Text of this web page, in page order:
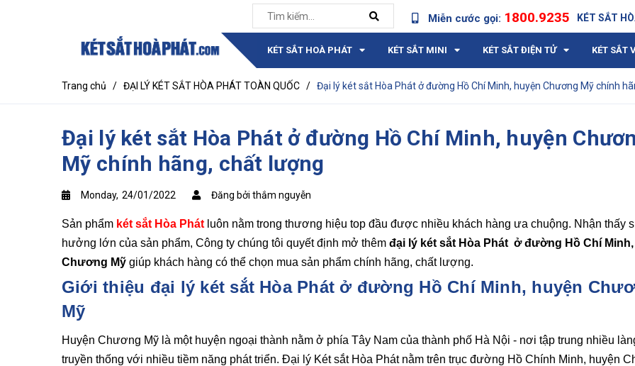
Miễn cước gọi: 1800.9235 KÉT SẮT
KÉT SẮT HOÀ PHÁT KÉT SẮT MINI KÉT SẮT ĐIỆN TỬ KÉT SẮT
Trang chủ / ĐẠI LÝ KÉT SẮT HÒA PHÁT TOÀN QUỐC / Đại lý két sắt Hòa Phát ở đường Hồ Chí Minh, huyện Chương Mỹ chính
Đại lý két sắt Hòa Phát ở đường Hồ Chí Minh, huyện
Mỹ chính hãng, chất lượng
Monday, 24/01/2022 Đăng bởi thắm nguyễn
Sản phẩm két sắt Hòa Phát luôn nằm trong thương hiệu top đầu được nhiều khách hàng ưa chuộng. Nhận thấy
hưởng lớn của sản phẩm, Công ty chúng tôi quyết định mở thêm đại lý két sắt Hòa Phát ởđường Hồ Chí
Chương Mỹ giúp khách hàng có thể chọn mua sản phẩm chính hãng, chất lượng.
Giới thiệu đại lý két sắt Hòa Phát ở đường Hồ Chí Minh, huyện
Mỹ
Huyện Chương Mỹ là một huyện ngoại thành nằm ở phía Tây Nam của thành phố Hà Nội - nơi tập trung nhiều
truyền thống với nhiều tiềm năng phát triển. Đại lý Két sắt Hòa Phát nằm trên trục đường Hồ Chính Minh, huyện